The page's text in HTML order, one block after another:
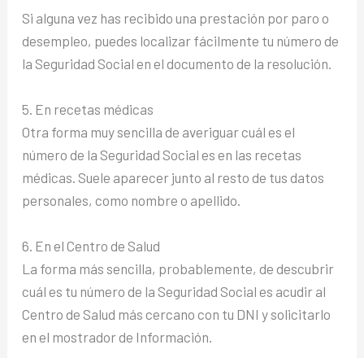
Si alguna vez has recibido una prestación por paro o
desempleo, puedes localizar fácilmente tu número de
la Seguridad Social en el documento de la resolución.
5. En recetas médicas
Otra forma muy sencilla de averiguar cuál es el
número de la Seguridad Social es en las recetas
médicas. Suele aparecer junto al resto de tus datos
personales, como nombre o apellido.
6. En el Centro de Salud
La forma más sencilla, probablemente, de descubrir
cuál es tu número de la Seguridad Social es acudir al
Centro de Salud más cercano con tu DNI y solicitarlo
en el mostrador de Información.